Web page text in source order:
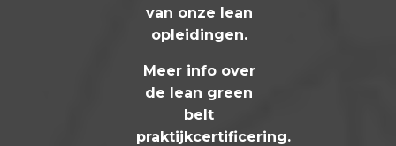
van onze lean
opleidingen.
Meer info over
de lean green
belt
praktijkcertificering.